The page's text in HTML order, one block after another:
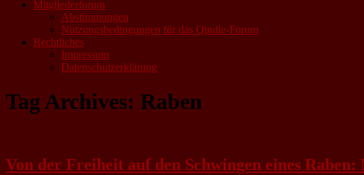
Mitgliederforum
Abstimmungen
Nutzungsbedingungen für das Qindie-Forum
Rechtliches
Impressum
Datenschutzerklärung
Tag Archives: Raben
Von der Freiheit auf den Schwingen eines